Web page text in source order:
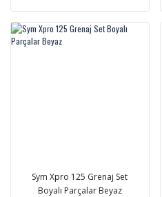
Sym Xpro 125 Grenaj Set
Boyalı Parçalar Beyaz